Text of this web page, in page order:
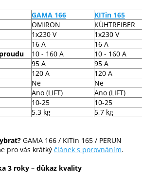
GAMA 166
KITin 165
OMIRON
KÜHTREIBER
1x230 V
1x230 V
16 A
16 A
10 - 160 A
10 - 160 A
95 A
95 A
120 A
120 A
Ne
Ne
Ano (LIFT)
Ano (LIFT)
10-25
10-25
5,3 kg 5,7 kg
GAMA 166 / KITin 165 / PERUN
pro vás krátký článek s porovnáním.
3 roky – důkaz kvality